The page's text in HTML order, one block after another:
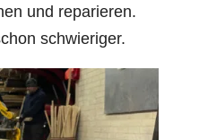
und reparieren.
schwieriger.